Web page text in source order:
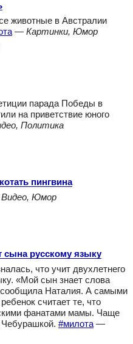
животные в Австралии
— Картинки, Юмор
парада Победы в
на приветствие юного
Политика
пингвина
Видео, Юмор
сына русскому языку
что учит двухлетнего
«Мой сын знает слова
сообщила Наталия. А самыми
считает те, что
фанатами мамы. Чаще
Чебурашкой. #милота —